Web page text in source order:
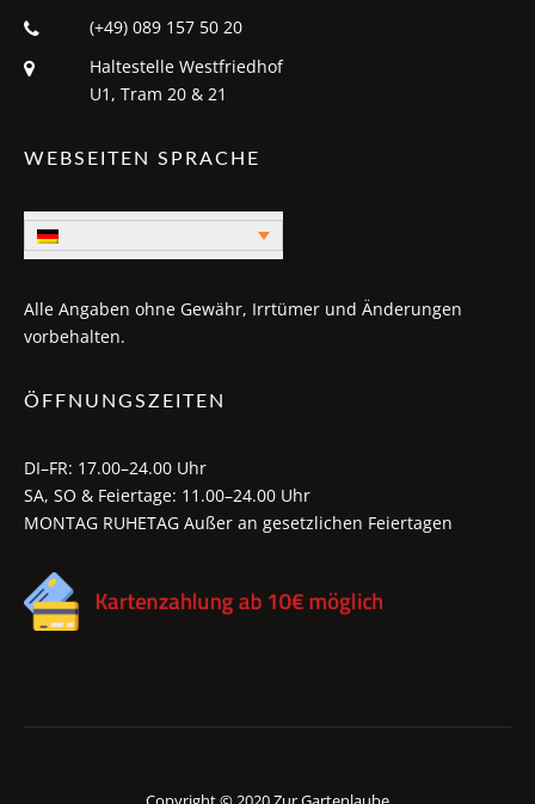
(+49) 089 157 50 20
Haltestelle Westfriedhof
U1, Tram 20 & 21
WEBSEITEN SPRACHE
Alle Angaben ohne Gewähr, Irrtümer und Änderungen
vorbehalten.
ÖFFNUNGSZEITEN
DI–FR: 17.00–24.00 Uhr
SA, SO & Feiertage: 11.00–24.00 Uhr
MONTAG RUHETAG Außer an gesetzlichen Feiertagen